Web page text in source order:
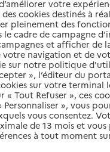
autour de
votre
cookies destinés à
pleinement des
le cadre de campagne
et afficher de
votre navigation et de
sur notre politique
», l’éditeur du
sur votre terminal
« Tout Refuser », ces
Personnaliser », vous
vous consentez.
de 13 mois et
à tout moment